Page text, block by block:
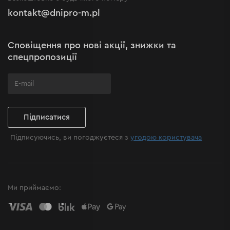
Політика конфіденційності
Налаштування cookies
Поширені запитання
kontakt@dnipro-m.pl
Сповіщення про нові акції, знижки та
спецпропозиції
Підписатися
Підписуючись, ви погоджуєтеся зугодою користувача
Ми приймаємо: